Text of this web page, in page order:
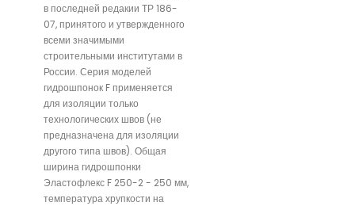
в последней редакии ТР 186-
07, принятого и утвержденного
всеми значимыми
строительными институтами в
России. Серия моделей
гидрошпонок F применяется
для изоляции только
технологических швов (не
предназначена для изоляции
другого типа швов). Общая
ширина гидрошпонки
Эластофлекс F 250-2 - 250 мм,
температура хрупкости на